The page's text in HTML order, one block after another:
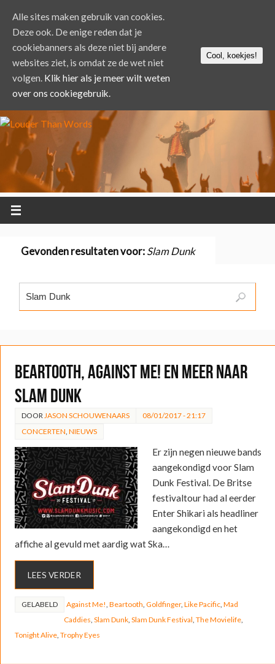
Gevonden resultaten voor:Slam Dunk
Beartooth, Against Me! en meer naar
Slam Dunk
DOOR JASON SCHOUWENAARS
08/01/2017 - 21:17
CONCERTEN NIEUWS
Er zijn negen nieuwe bands
aangekondigd voor Slam
Dunk Festival. De Britse
festivaltour had al eerder
Enter Shikari als headliner
aangekondigd en het
affiche al gevuld met aardig wat Ska…
LEES VERDER
GELABELD Against Me! Beartooth Goldfinger, Like Pacific, Mad
Caddies Slam Dunk, Slam Dunk Festival The Movielife,
Tonight Alive, Trophy Eyes
Alle sites maken gebruik van cookies.
Deze ook. De enige reden dat je
cookiebanners als deze niet bij andere
websites ziet, is omdat ze de wet niet
volgen. Klik hier als je meer wilt weten
over ons cookiegebruik.
Cool, koekjes!